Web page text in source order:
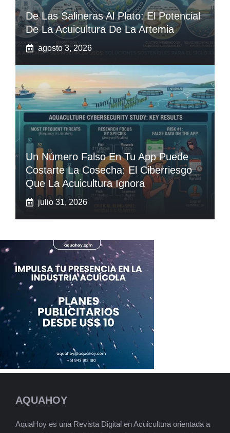
De Las Salineras Al Plato: El Potencial
De La Acuicultura De La Artemia
agosto 3, 2026
Un Número Falso En Tu App Puede
Costarte La Cosecha: El Ciberriesgo
Que La Acuicultura Ignora
julio 31, 2026
AQUAHOY
AquaHoy es una Revista Digital en Acuicultura orientada a